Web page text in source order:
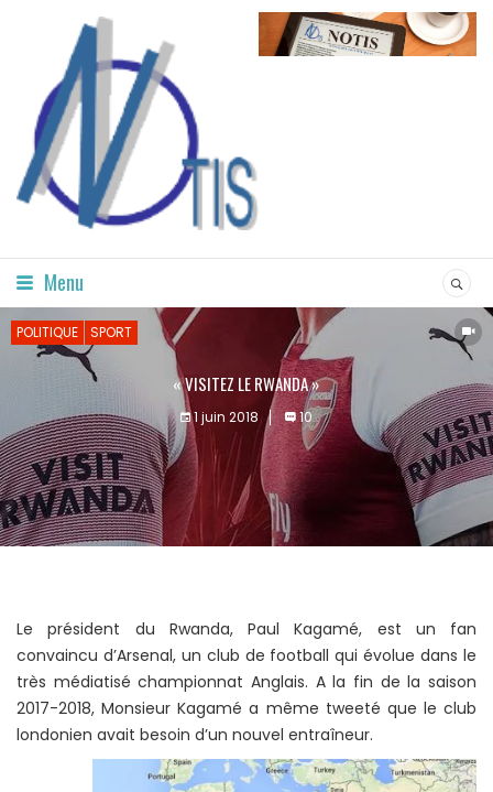
Menu
POLITIQUE SPORT
« VISITEZ LE RWANDA »
1 juin 2018 10
Le président du Rwanda, Paul Kagamé, est un fan
convaincu d’Arsenal, un club de football qui évolue dans le
très médiatisé championnat Anglais. A la fin de la saison
2017-2018, Monsieur Kagamé a même tweeté que le club
londonien avait besoin d’un nouvel entraîneur.